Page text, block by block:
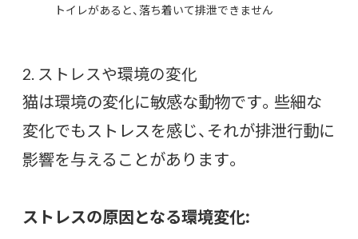
トイレがあると、落ち着いて排泄できません
2. ストレスや環境の変化
猫は環境の変化に敏感な動物です。些細な
変化でもストレスを感じ、それが排泄行動に
影響を与えることがあります。
ストレスの原因となる環境変化: